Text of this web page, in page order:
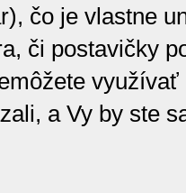
čo je vlastne
či postavičky
a Vy by ste